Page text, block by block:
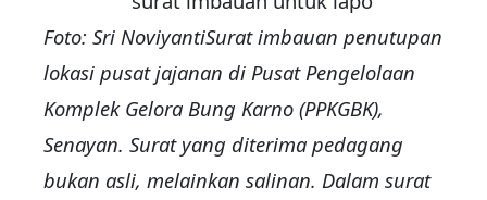
Foto: Sri NoviyantiSurat imbauan penutupan
lokasi pusat jajanan di Pusat Pengelolaan
Komplek Gelora Bung Karno (PPKGBK),
Senayan. Surat yang diterima pedagang
bukan asli, melainkan salinan. Dalam surat